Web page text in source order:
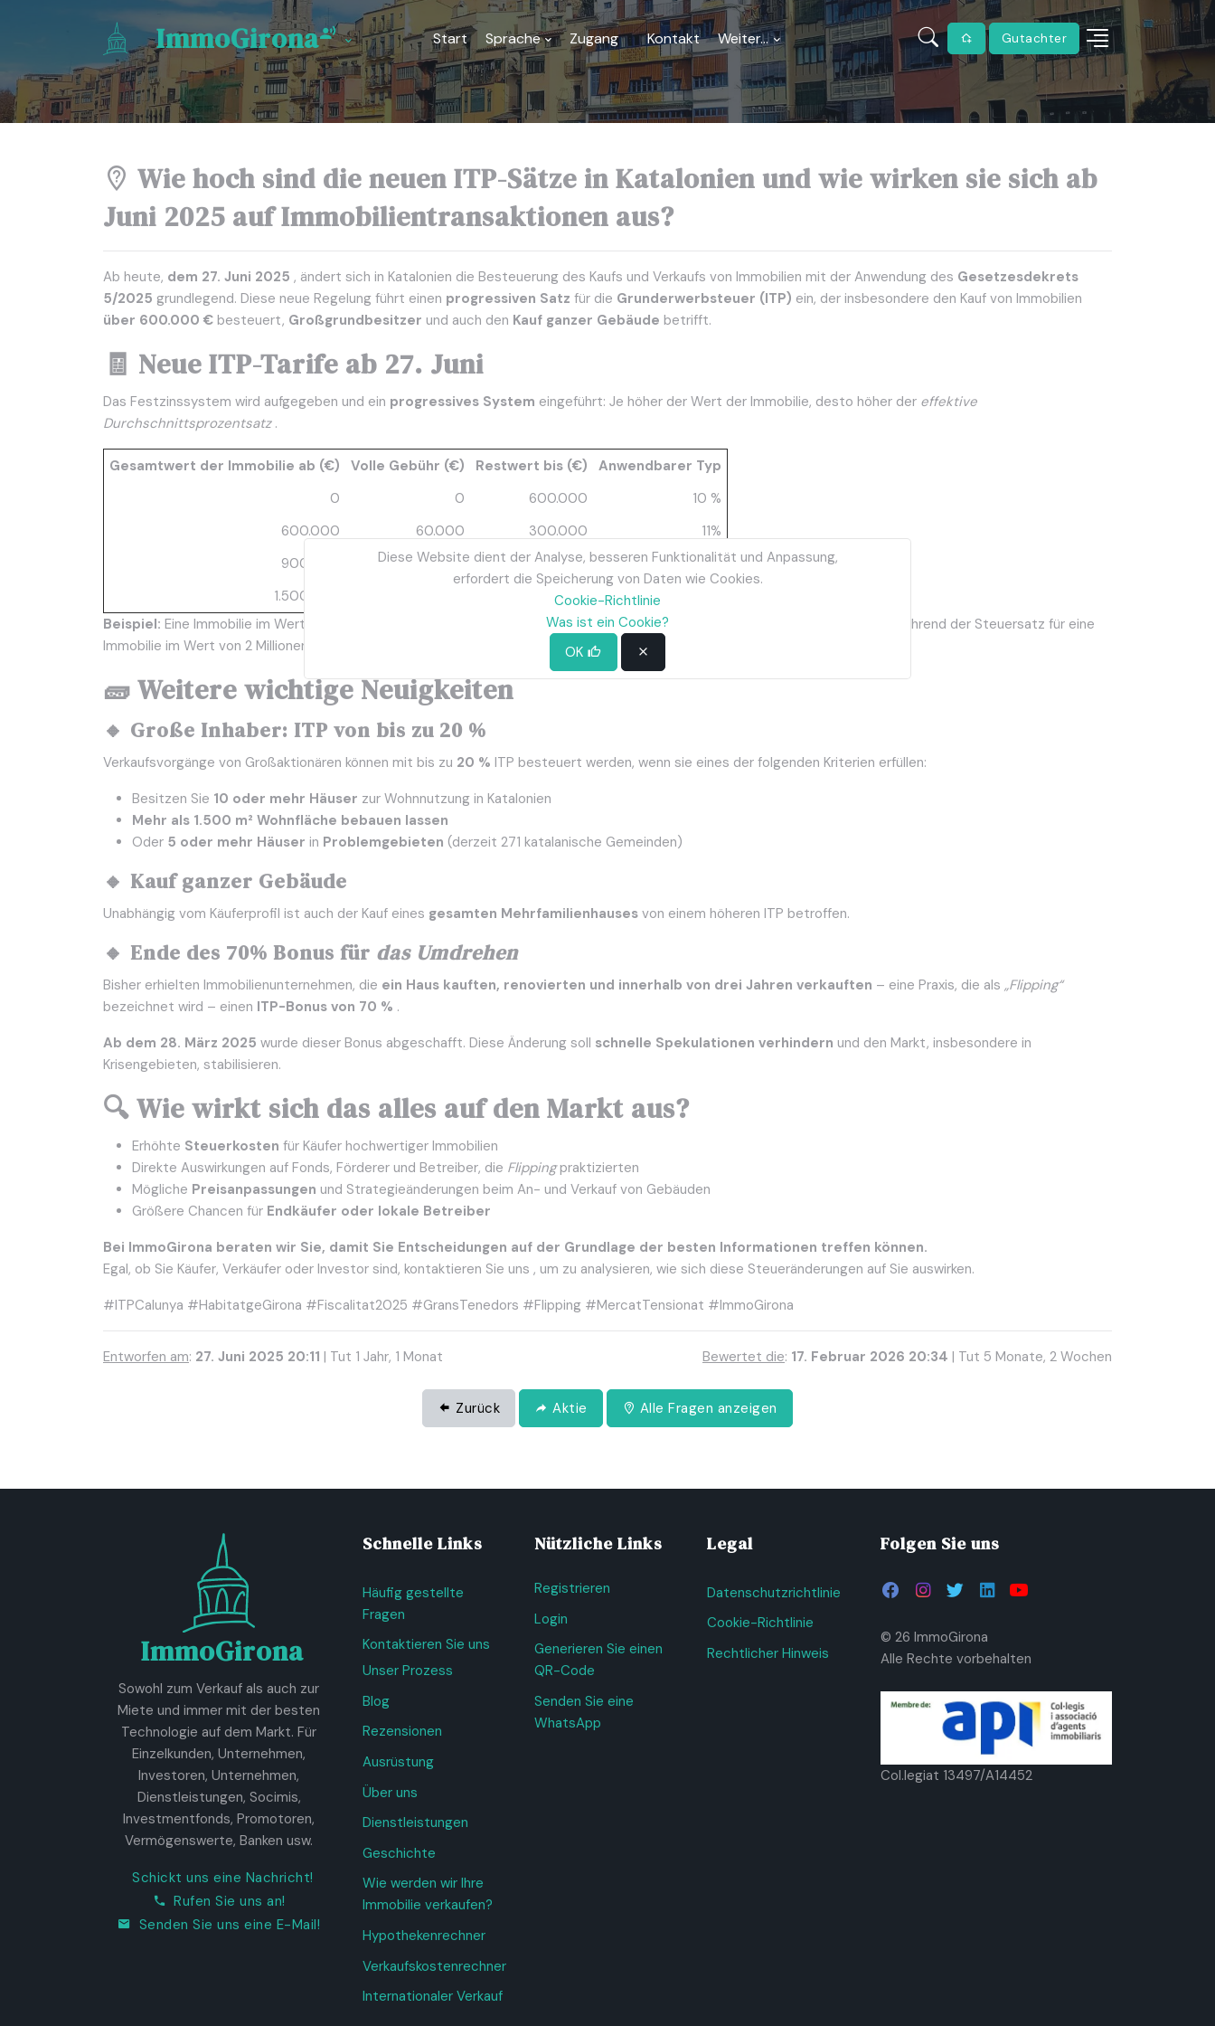
ImmoGirona Start Sprache Zugang Kontakt Weiter... Gutachter
Wie hoch sind die neuen ITP-Sätze in Katalonien und wie wirken sie sich ab
Juni 2025 auf Immobilientransaktionen aus?
Ab heute, dem 27. Juni 2025 , ändert sich in Katalonien die Besteuerung des Kaufs und Verkaufs von Immobilien mit der Anwendung des Gesetzesdekrets
5/2025 grundlegend. Diese neue Regelung führt einen progressiven Satz für die Grunderwerbsteuer (ITP) ein, der insbesondere den Kauf von Immobilien
über 600.000 € besteuert, Großgrundbesitzer und auch den Kauf ganzer Gebäude betrifft.
🧾 Neue ITP-Tarife ab 27. Juni
Das Festzinssystem wird aufgegeben und ein progressives System eingeführt: Je höher der Wert der Immobilie, desto höher der effektive
Durchschnittsprozentsatz.
Gesamtwert der Immobilie ab (€) Volle Gebühr (€) Restwert bis (€)
Anwendbarer Typ
0
0 600.000
10 %
600.000
60.000 300.000
11%
900.000
93.000 600.000
12%
1.500.000
Von nun an
Beispiel: Eine Immobilie im Wert von wird mit einem durchschnittlichen Steuersatz von knapp
besteuert, während der Steuersatz für eine
Immobilie im Wert von 2 Millionen € über
🧱 Weitere wichtige Neuigkeiten
🔸 Große Inhaber: ITP von bis zu 20 %
Verkaufsvorgänge von Großaktionären können mit bis zu 20 % ITP besteuert werden, wenn sie eines der folgenden Kriterien erfüllen:
Besitzen Sie 10 oder mehr Häuser zur Wohnnutzung in Katalonien
Mehr als 1.500 m² Wohnfläche bebauen lassen
Oder 5 oder mehr Häuser in Problemgebieten (derzeit 271 katalanische Gemeinden)
🔸 Kauf ganzer Gebäude
Unabhängig vom Käuferprofil ist auch der Kauf eines gesamten Mehrfamilienhauses von einem höheren ITP betroffen.
🔸 Ende des 70% Bonus für das Umdrehen
Bisher erhielten Immobilienunternehmen, die ein Haus kauften, renovierten und innerhalb von drei Jahren verkauften – eine Praxis, die als „Flipping“
bezeichnet wird – einen ITP-Bonus von 70 % .
Ab dem 28. März 2025 wurde dieser Bonus abgeschafft. Diese Änderung soll schnelle Spekulationen verhindern und den Markt, insbesondere in
Krisengebieten, stabilisieren.
🔍 Wie wirkt sich das alles auf den Markt aus?
Erhöhte Steuerkosten für Käufer hochwertiger Immobilien
Direkte Auswirkungen auf Fonds, Förderer und Betreiber, die Flippingpraktizierten
Mögliche Preisanpassungen und Strategieänderungen beim An- und Verkauf von Gebäuden
Größere Chancen für Endkäufer oder lokale Betreiber
Bei ImmoGirona beraten wir Sie, damit Sie Entscheidungen auf der Grundlage der besten Informationen treffen können.
Egal, ob Sie Käufer, Verkäufer oder Investor sind, kontaktieren Sie uns , um zu analysieren, wie sich diese Steueränderungen auf Sie auswirken.
#ITPCalunya #HabitatgeGirona #Fiscalitat2025 #GransTenedors #Flipping #MercatTensionat #ImmoGirona
Entworfen am: 27. Juni 2025 20:11 | Tut 1 Jahr, 1 Monat Bewertet die: 17. Februar 2026 20:34 | Tut 5 Monate, 2 Wochen
Zurück Aktie Alle Fragen anzeigen
ImmoGirona
Sowohl zum Verkauf als auch zur
Miete und immer mit der besten
Technologie auf dem Markt. Für
Einzelkunden, Unternehmen,
Investoren, Unternehmen,
Dienstleistungen, Socimis,
Investmentfonds, Promotoren,
Vermögenswerte, Banken usw.
Schickt uns eine Nachricht!
Rufen Sie uns an!
Senden Sie uns eine E-Mail!
Schnelle Links
Häufig gestellte
Fragen
Kontaktieren Sie uns
Unser Prozess
Blog
Rezensionen
Ausrüstung
Über uns
Dienstleistungen
Geschichte
Wie werden wir Ihre
Immobilie verkaufen?
Hypothekenrechner
Verkaufskostenrechner
Internationaler Verkauf
Nützliche Links
Registrieren
Login
Generieren Sie einen
QR-Code
Senden Sie eine
WhatsApp
Legal
Datenschutzrichtlinie
Cookie-Richtlinie
Rechtlicher Hinweis
Folgen Sie uns
© 26 ImmoGirona
Alle Rechte vorbehalten
Col.legiat 13497/A14452
Diese Website dient der Analyse, besseren Funktionalität und Anpassung,
erfordert die Speicherung von Daten wie Cookies.
Cookie-Richtlinie
Was ist ein Cookie?
OK